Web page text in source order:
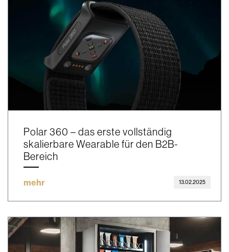
Polar 360 – das erste vollständig
skalierbare Wearable für den B2B-
Bereich
mehr 13.02.2025